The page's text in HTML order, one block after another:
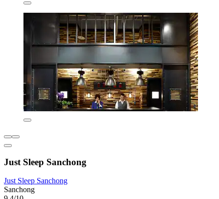
Just Sleep Sanchong
Just Sleep Sanchong
Sanchong